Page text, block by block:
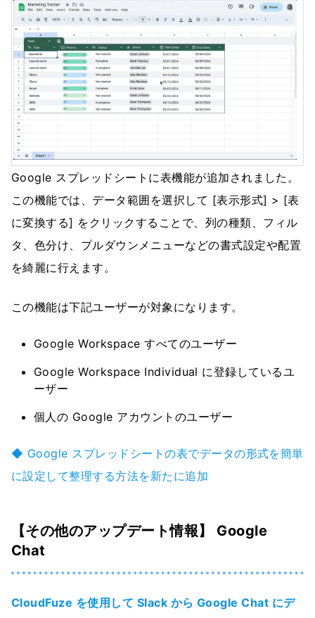
Google スプレッドシートに表機能が追加されました。
この機能では、データ範囲を選択して [表示形式] > [表
に変換する] をクリックすることで、列の種類、フィル
タ、色分け、プルダウンメニューなどの書式設定や配置
を綺麗に行えます。
この機能は下記ユーザーが対象になります。
Google Workspace すべてのユーザー
Google Workspace Individual に登録しているユ
ーザー
個人の Google アカウントのユーザー
◆ Google スプレッドシートの表でデータの形式を簡単
に設定して整理する方法を新たに追加
【その他のアップデート情報】 Google
Chat
CloudFuze を使用して Slack から Google Chat にデ